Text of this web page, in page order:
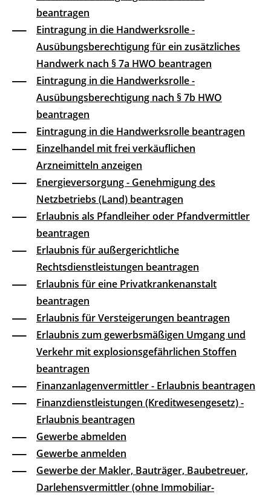
beantragen
Eintragung in die Handwerksrolle -
Ausübungsberechtigung für ein zusätzliches
Handwerk nach § 7a HWO beantragen
Eintragung in die Handwerksrolle -
Ausübungsberechtigung nach § 7b HWO
beantragen
Eintragung in die Handwerksrolle beantragen
Einzelhandel mit frei verkäuflichen
Arzneimitteln anzeigen
Energieversorgung - Genehmigung des
Netzbetriebs (Land) beantragen
Erlaubnis als Pfandleiher oder Pfandvermittler
beantragen
Erlaubnis für außergerichtliche
Rechtsdienstleistungen beantragen
Erlaubnis für eine Privatkrankenanstalt
beantragen
Erlaubnis für Versteigerungen beantragen
Erlaubnis zum gewerbsmäßigen Umgang und
Verkehr mit explosionsgefährlichen Stoffen
beantragen
Finanzanlagenvermittler - Erlaubnis beantragen
Finanzdienstleistungen (Kreditwesengesetz) -
Erlaubnis beantragen
Gewerbe abmelden
Gewerbe anmelden
Gewerbe der Makler, Bauträger, Baubetreuer,
Darlehensvermittler (ohne Immobiliar-